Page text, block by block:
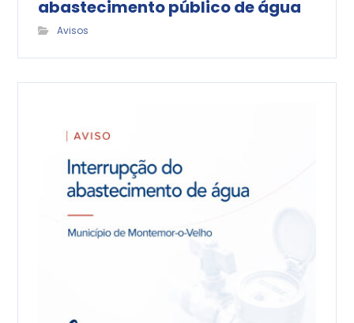
abastecimento público de água
Avisos